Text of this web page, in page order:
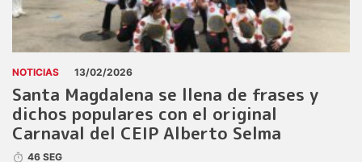
NOTICIAS 13/02/2026
Santa Magdalena se llena de frases y
dichos populares con el original
Carnaval del CEIP Alberto Selma
46 SEG